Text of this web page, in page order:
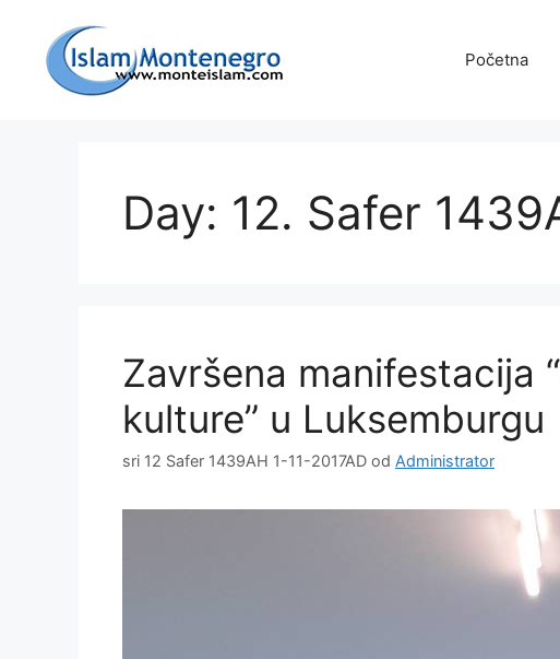
sadržaj
Početna
Day: 12. Safer
Završena manifestacija
kulture” u Luksemburgu
sri 12 Safer 1439AH 1-11-2017AD od Administrator